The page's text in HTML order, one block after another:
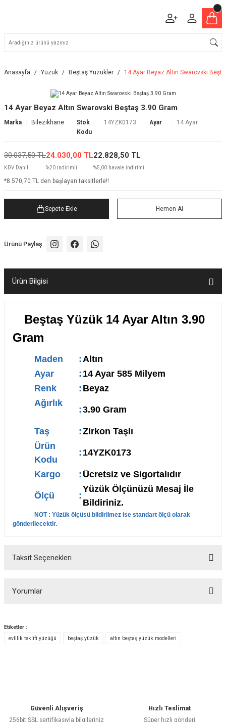
Anasayfa Yüzük Beştaş Yüzükler 14 Ayar Beyaz Altın Swarovski
14 Ayar Beyaz Altın Swarovski Beştaş 3.90 Gram
Marka Bilezikhane
Stok
Kodu
14YZK0173 Ayar 14 Ayar
30.037,50 TL
KDV Dahil
24.030,00 TL
%20 İndirimli
22.828,50 TL
%5,00 havale indirimi
*8.570,70 TL den başlayan taksitlerle!!
Sepete Ekle Hemen Al
Ürünü Paylaş
Ürün Bilgisi
Beştaş Yüzük 14 Ayar Altın 3.90
Gram
Maden :Altın
Ayar
: 14 Ayar 585 Milyem
Renk
: Beyaz
Ağırlık
:3.90 Gram
Taş :Zirkon Taşlı
Ürün
Kodu
: 14YZK0173
Kargo : Ücretsiz ve Sigortalıdır
Ölçü :
Yüzük Ölçünüzü Mesaj İle
Bildiriniz.
NOT : Yüzük ölçüsü bildirilmez ise standart ölçü olarak
gönderilecektir.
Taksit Seçenekleri
Yorumlar
Bu ürüne ilk yorumu siz yapın!
Etiketler :
evlilik teklifi yüzüğü
beştaş yüzük altın beştaş yüzük modelleri
Güvenli Alışveriş
256bit SSL sertifikasıyla bilgileriniz
Hızlı Teslimat
Süper hızlı gönderi